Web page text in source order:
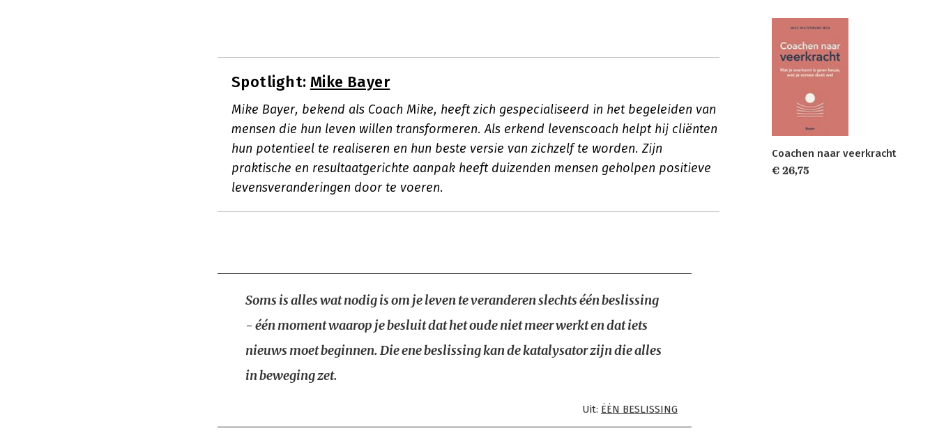
Spotlight: Mike Bayer
Mike Bayer, bekend als Coach Mike, heeft zich gespecialiseerd in het begeleiden van
mensen die hun leven willen transformeren. Als erkend levenscoach helpt hij cliënten
hun potentieel te realiseren en hun beste versie van zichzelf te worden. Zijn
praktische en resultaatgerichte aanpak heeft duizenden mensen geholpen positieve
levensveranderingen door te voeren.
Soms is alles wat nodig is om je leven te veranderen slechts één beslissing
- één moment waarop je besluit dat het oude niet meer werkt en dat iets
nieuws moet beginnen. Die ene beslissing kan de katalysator zijn die alles
in beweging zet.
Uit: ĖĖN BESLISSING
Coachen naar veerkracht
€ 26,75